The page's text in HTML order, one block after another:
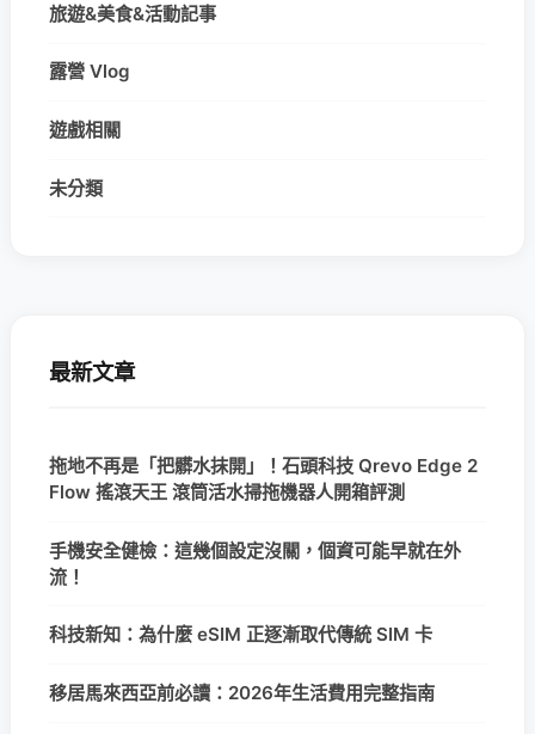
旅遊&美食&活動記事
露營 Vlog
遊戲相關
未分類
最新文章
拖地不再是「把髒水抹開」！石頭科技 Qrevo Edge 2
Flow 搖滾天王 滾筒活水掃拖機器人開箱評測
手機安全健檢：這幾個設定沒關，個資可能早就在外
流！
科技新知：為什麼 eSIM 正逐漸取代傳統 SIM 卡
移居馬來西亞前必讀：2026年生活費用完整指南